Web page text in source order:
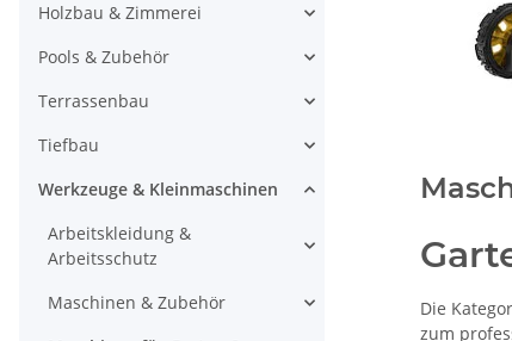
Die
zum
Holzbau & Zimmerei
Pools & Zubehör
Terrassenbau
Tiefbau
Werkzeuge & Kleinmaschinen
Arbeitskleidung &
Arbeitsschutz
Maschinen & Zubehör